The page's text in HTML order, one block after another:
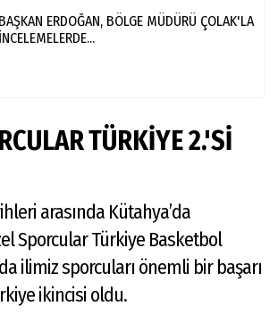
BAŞKAN ERDOĞAN, BÖLGE MÜDÜRÜ ÇOLAK'LA
İNCELEMELERDE...
TÜRKİYE 2.'Sİ
arasında Kütahya’da
Sporcular Türkiye Basketbol
ilimiz sporcuları önemli bir başarı
ikincisi oldu.